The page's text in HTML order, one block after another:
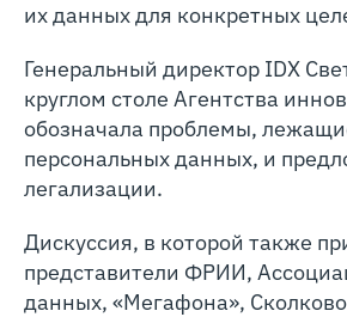
их данных для конкретных
Генеральный директор IDX
круглом столе Агентства
обозначала проблемы,
персональных данных, и
легализации.
Дискуссия, в которой также
представители ФРИИ,
данных, «Мегафона»,